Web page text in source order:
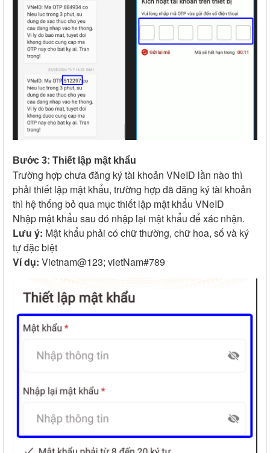
Bước 3: Thiết lập mật khẩu
Trường hợp chưa đăng ký tài khoản VNeID lần nào thì
phải thiết lập mật khẩu, trường hợp đã đăng ký tài khoản
thì hệ thống bỏ qua mục thiết lập mật khẩu VNeID
Nhập mật khẩu sau đó nhập lại mật khẩu để xác nhận.
Lưu ý: Mật khẩu phải có chữ thường, chữ hoa, số và ký
tự đặc biệt
Ví dụ: Vietnam@123; vietNam#789